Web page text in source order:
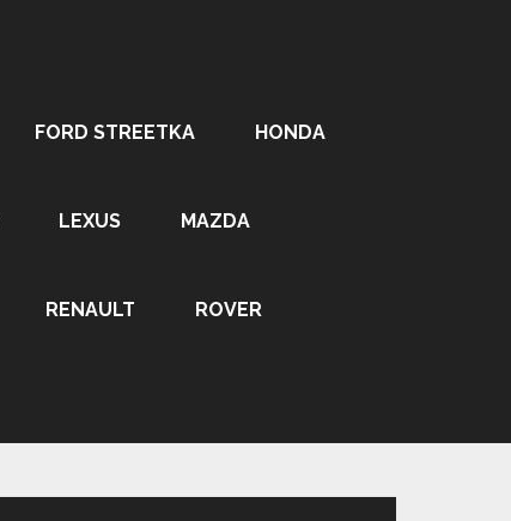
FORD STREETKA HONDA
LEXUS MAZDA
RENAULT ROVER